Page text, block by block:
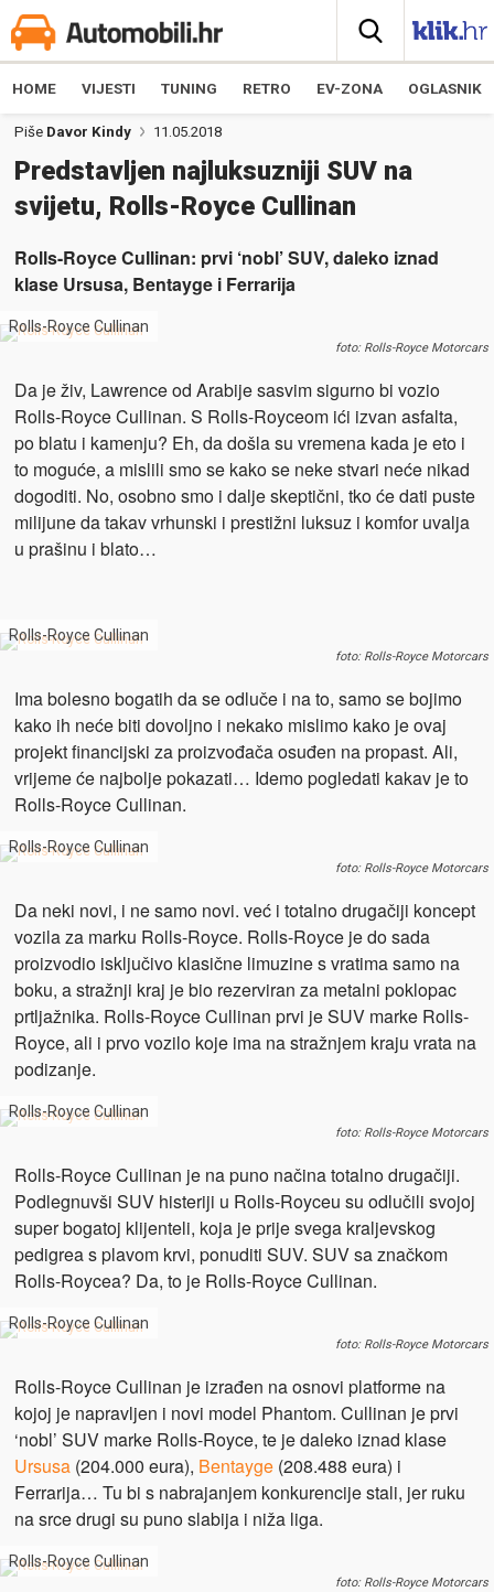
HOME VIJESTI TUNING RETRO EV-ZONA OGLASNIK
Piše Davor Kindy 11.05.2018
Predstavljen najluksuzniji SUV na
svijetu, Rolls-Royce Cullinan
Rolls-Royce Cullinan: prvi ‘nobl’ SUV, daleko iznad
klase Ursusa, Bentayge i Ferrarija
Rolls-Royce Cullinan
foto: Rolls-Royce Motorcars
Da je živ, Lawrence od Arabije sasvim sigurno bi vozio
Rolls-Royce Cullinan. S Rolls-Royceom ići izvan asfalta,
po blatu i kamenju? Eh, da došla su vremena kada je eto i
to moguće, a mislili smo se kako se neke stvari neće nikad
dogoditi. No, osobno smo i dalje skeptični, tko će dati puste
milijune da takav vrhunski i prestižni luksuz i komfor uvalja
u prašinu i blato…
Rolls-Royce Cullinan
foto: Rolls-Royce Motorcars
Ima bolesno bogatih da se odluče i na to, samo se bojimo
kako ih neće biti dovoljno i nekako mislimo kako je ovaj
projekt financijski za proizvođača osuđen na propast. Ali,
vrijeme će najbolje pokazati… Idemo pogledati kakav je to
Rolls-Royce Cullinan.
Rolls-Royce Cullinan
foto: Rolls-Royce Motorcars
Da neki novi, i ne samo novi. već i totalno drugačiji koncept
vozila za marku Rolls-Royce. Rolls-Royce je do sada
proizvodio isključivo klasične limuzine s vratima samo na
boku, a stražnji kraj je bio rezerviran za metalni poklopac
prtljažnika. Rolls-Royce Cullinan prvi je SUV marke Rolls-
Royce, ali i prvo vozilo koje ima na stražnjem kraju vrata na
podizanje.
Rolls-Royce Cullinan
foto: Rolls-Royce Motorcars
Rolls-Royce Cullinan je na puno načina totalno drugačiji.
Podlegnuvši SUV histeriji u Rolls-Royceu su odlučili svojoj
super bogatoj klijenteli, koja je prije svega kraljevskog
pedigrea s plavom krvi, ponuditi SUV. SUV sa značkom
Rolls-Roycea? Da, to je Rolls-Royce Cullinan.
Rolls-Royce Cullinan
foto: Rolls-Royce Motorcars
Rolls-Royce Cullinan je izrađen na osnovi platforme na
kojoj je napravljen i novi model Phantom. Cullinan je prvi
‘nobl’ SUV marke Rolls-Royce, te je daleko iznad klase
Ursusa(204.000 eura), Bentayge(208.488 eura) i
Ferrarija… Tu bi s nabrajanjem konkurencije stali, jer ruku
na srce drugi su puno slabija i niža liga.
Rolls-Royce Cullinan
foto: Rolls-Royce Motorcars